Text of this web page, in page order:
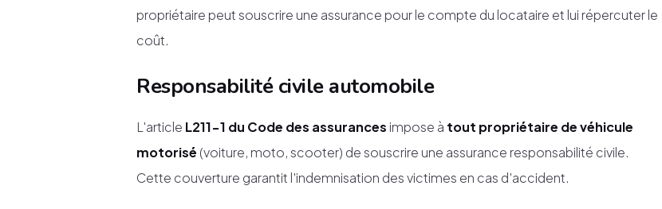
propriétaire peut souscrire une assurance pour le compte du locataire et lui répercuter le
coût.
Responsabilité civile automobile
L'article L211-1 du Code des assurances impose à tout propriétaire de véhicule
motorisé (voiture, moto, scooter) de souscrire une assurance responsabilité civile.
Cette couverture garantit l'indemnisation des victimes en cas d'accident.